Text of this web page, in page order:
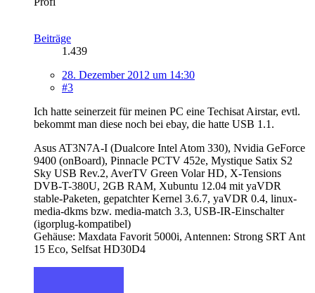
Beiträge
1.439
28. Dezember 2012 um 14:30
#3
Ich hatte seinerzeit für meinen PC eine Techisat Airstar, evtl.
bekommt man diese noch bei ebay, die hatte USB 1.1.
Asus AT3N7A-I (Dualcore Intel Atom 330), Nvidia GeForce
9400 (onBoard), Pinnacle PCTV 452e, Mystique Satix S2
Sky USB Rev.2, AverTV Green Volar HD, X-Tensions
DVB-T-380U, 2GB RAM, Xubuntu 12.04 mit yaVDR
stable-Paketen, gepatchter Kernel 3.6.7, yaVDR 0.4, linux-
media-dkms bzw. media-match 3.3, USB-IR-Einschalter
(igorplug-kompatibel)
Gehäuse: Maxdata Favorit 5000i, Antennen: Strong SRT Ant
15 Eco, Selfsat HD30D4